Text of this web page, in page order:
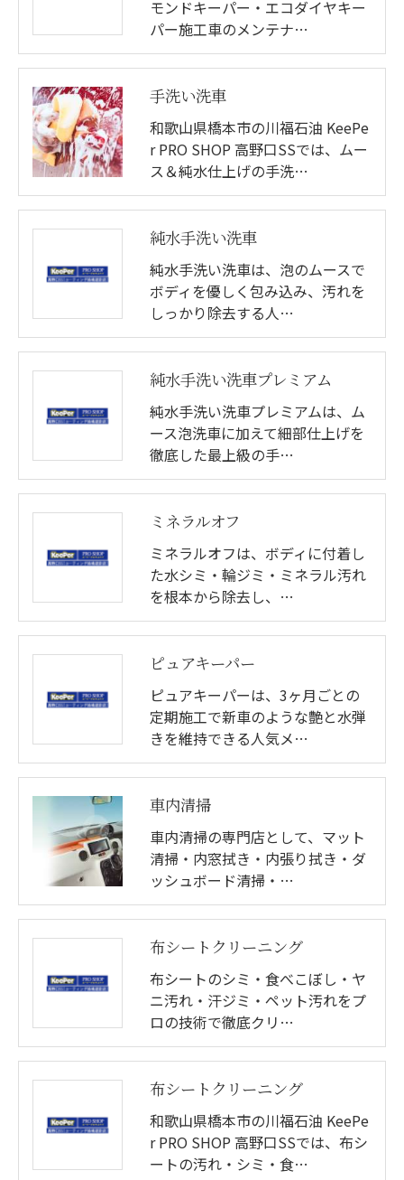
モンドキーパー・エコダイヤキー
パー施工車のメンテナ…
手洗い洗車
和歌山県橋本市の川福石油 KeePe
r PRO SHOP 高野口SSでは、ムー
ス＆純水仕上げの手洗…
純水手洗い洗車
純水手洗い洗車は、泡のムースで
ボディを優しく包み込み、汚れを
しっかり除去する人…
純水手洗い洗車プレミアム
純水手洗い洗車プレミアムは、ム
ース泡洗車に加えて細部仕上げを
徹底した最上級の手…
ミネラルオフ
ミネラルオフは、ボディに付着し
た水シミ・輪ジミ・ミネラル汚れ
を根本から除去し、…
ピュアキーパー
ピュアキーパーは、3ヶ月ごとの
定期施工で新車のような艶と水弾
きを維持できる人気メ…
車内清掃
車内清掃の専門店として、マット
清掃・内窓拭き・内張り拭き・ダ
ッシュボード清掃・…
布シートクリーニング
布シートのシミ・食べこぼし・ヤ
ニ汚れ・汗ジミ・ペット汚れをプ
ロの技術で徹底クリ…
布シートクリーニング
和歌山県橋本市の川福石油 KeePe
r PRO SHOP 高野口SSでは、布シ
ートの汚れ・シミ・食…